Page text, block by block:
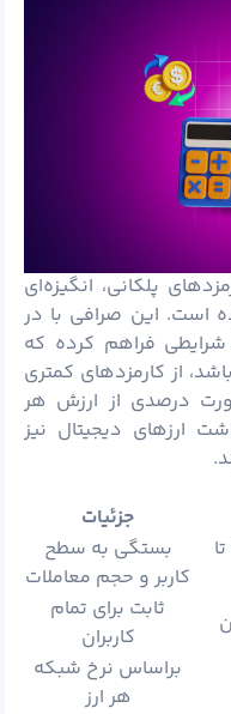
پلکانی، انگیزه‌ای
است. این صرافی با در
فراهم کرده که
از کارمزدهای کمتری
درصدی از ارزش هر
ارزهای دیجیتال نیز
جزئیات
تا
بستگی به سطح
کاربر و حجم معاملات
ثابت برای تمام
کاربران
براساس نرخ شبکه
هر ارز